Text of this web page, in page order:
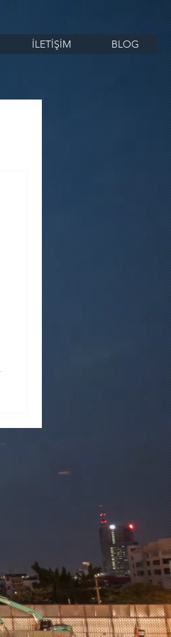
İLETİŞİM BLOG